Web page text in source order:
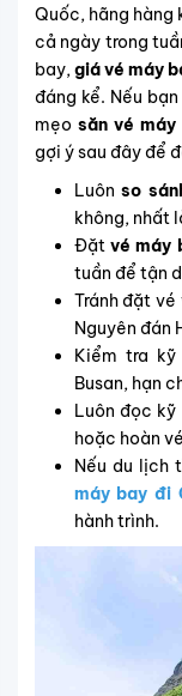
Quốc, hãng hàng
cả ngày trong
bay,giá vé máy
đáng kể. Nếu
mẹo săn vé
gợi ý sau đây để
Luônso
không, nhất
Đặt vé máy
tuần để tận
Tránh đặt
Nguyên đán
Kiểm tra
Busan, hạn
Luôn đọc
hoặc hoàn
Nếu du lịch
máy bay đi
hành trình.